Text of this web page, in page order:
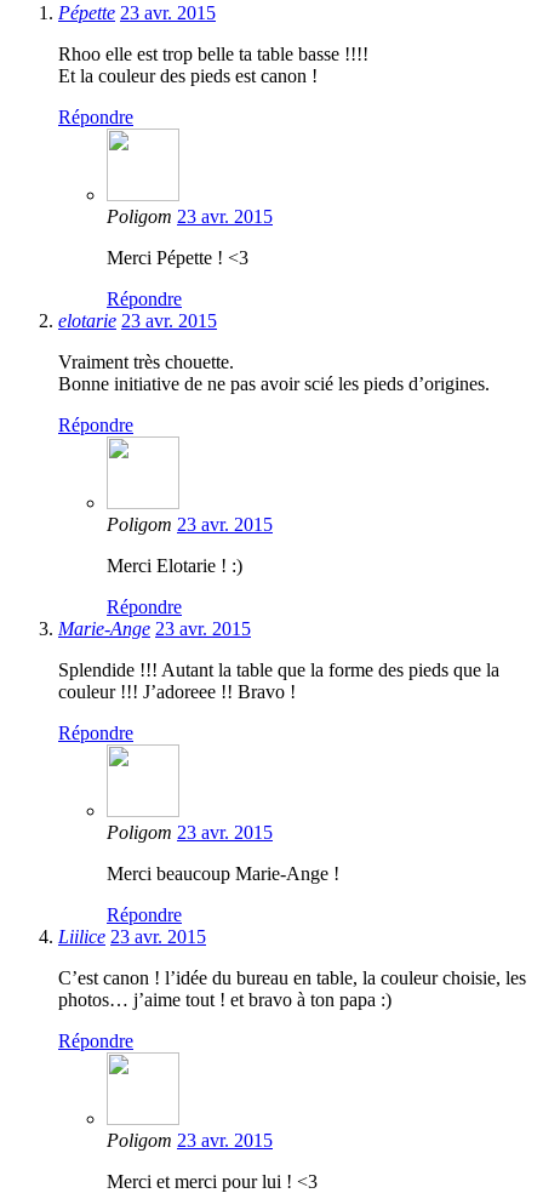
Pépette 23 avr. 2015
Rhoo elle est trop belle ta table basse !!!!
Et la couleur des pieds est canon !
Répondre
Poligom 23 avr. 2015
Merci Pépette ! <3
Répondre
elotarie 23 avr. 2015
Vraiment très chouette.
Bonne initiative de ne pas avoir scié les pieds d’origines.
Répondre
Poligom 23 avr. 2015
Merci Elotarie ! :)
Répondre
Marie-Ange 23 avr. 2015
Splendide !!! Autant la table que la forme des pieds que la
couleur !!! J’adoreee !! Bravo !
Répondre
Poligom 23 avr. 2015
Merci beaucoup Marie-Ange !
Répondre
Liilice 23 avr. 2015
C’est canon ! l’idée du bureau en table, la couleur choisie, les
photos… j’aime tout ! et bravo à ton papa :)
Répondre
Poligom 23 avr. 2015
Merci et merci pour lui ! <3